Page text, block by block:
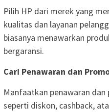
Pilih HP dari merek yang
kualitas dan layanan
biasanya menawarkan
bergaransi.
Cari Penawaran dan
Manfaatkan penawaran
seperti diskon, cashback,